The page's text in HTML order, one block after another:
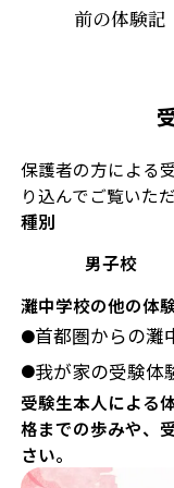
保護者の方による
り込んでご覧いただ
種別
男子校
灘中学校の他の体
●首都圏からの灘
●我が家の受験体
受験生本人による
格までの歩みや、
さい。
前の体験記